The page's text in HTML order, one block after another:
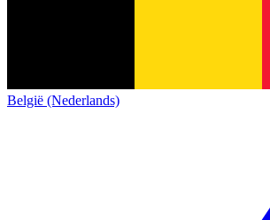
België (Nederlands)